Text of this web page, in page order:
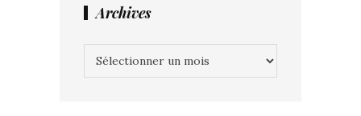
Archives